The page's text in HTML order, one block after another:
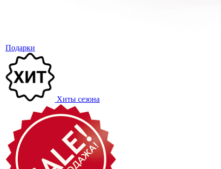
Подарки
Хиты сезона